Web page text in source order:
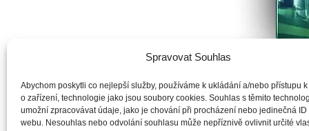
Spravovat Souhlas
Abychom poskytli co nejlepší služby, používáme k ukládání a/nebo přístupu
o zařízení, technologie jako jsou soubory cookies. Souhlas s těmito
umožní zpracovávat údaje, jako je chování při procházení nebo jedinečná ID
webu. Nesouhlas nebo odvolání souhlasu může nepříznivě ovlivnit určité
Když se Steven Dunbar pustí do vyšetřování